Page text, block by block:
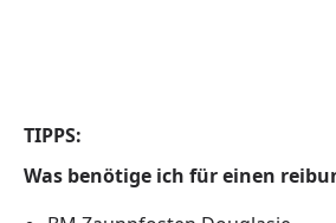
TIPPS:
Was benötige ich für einen